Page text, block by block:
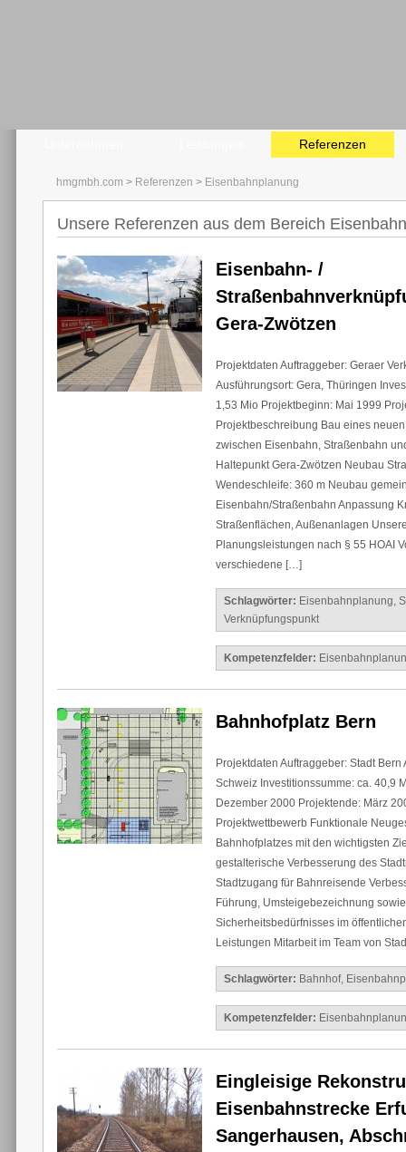
Referenzen
hmgmbh.com > Referenzen > Eisenbahnplanung
Unsere Referenzen aus dem Bereich
Eisenbahn- /
Gera-Zwötzen
Projektdaten Auftraggeber: Geraer
Ausführungsort: Gera, Thüringen
1,53 Mio Projektbeginn: Mai 1999
Projektbeschreibung Bau eines
zwischen Eisenbahn, Straßenbahn
Haltepunkt Gera-Zwötzen Neubau
Wendeschleife: 360 m Neubau
Eisenbahn/Straßenbahn Anpassung
Straßenflächen, Außenanlagen
Planungsleistungen nach § 55 HOAI
verschiedene […]
Schlagwörter: Eisenbahnplanung,
Verknüpfungspunkt
Kompetenzfelder:
Bahnhofplatz Bern
Projektdaten Auftraggeber: Stadt Bern
Schweiz Investitionssumme: ca. 40,9
Dezember 2000 Projektende: März
Projektwettbewerb Funktionale
Bahnhofplatzes mit den wichtigsten
gestalterische Verbesserung des
Stadtzugang für Bahnreisende
Führung, Umsteigebezeichnung
Sicherheitsbedürfnisses im
Leistungen Mitarbeit im Team von
Schlagwörter: Bahnhof,
Kompetenzfelder:
Eingleisige
Eisenbahnstrecke
Sangerhausen,